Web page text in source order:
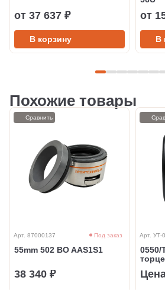
от 37 637 ₽
В корзину
от
В
Похожие товары
Арт. 87000137 Под заказ
55mm 502 BO AAS1S1
38 340 ₽
Сравнить
Арт. УТ-
0550/